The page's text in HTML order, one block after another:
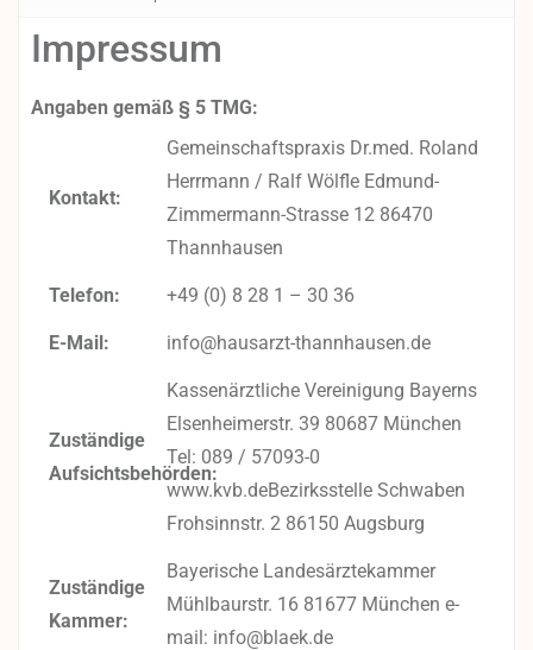
Impressum
Angaben gemäß § 5 TMG:
Kontakt:
Gemeinschaftspraxis Dr.med. Roland
Herrmann / Ralf Wölfle Edmund-
Zimmermann-Strasse 12 86470
Thannhausen
Telefon: +49 (0) 8 28 1 – 30 36
E-Mail: info@hausarzt-thannhausen.de
Zuständige
Aufsichtsbehörden:
Kassenärztliche Vereinigung Bayerns
Elsenheimerstr. 39 80687 München
Tel: 089 / 57093-0
www.kvb.deBezirksstelle Schwaben
Frohsinnstr. 2 86150 Augsburg
Zuständige
Kammer:
Bayerische Landesärztekammer
Mühlbaurstr. 16 81677 München e-
mail: info@blaek.de